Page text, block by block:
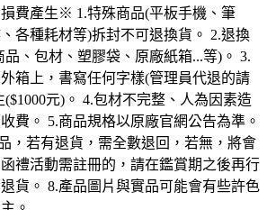
費產生※ 1.特殊商品(平板手機、筆
各種耗材等)拆封不可退換貨。 2.退換
、包材、塑膠袋、原廠紙箱...等)。 3.
箱上，書寫任何字樣(管理員代退的請
元)。 4.包材不完整、人為因素造
費。 5.商品規格以原廠官網公告為準。
，若有退貨，需全數退回，若無，將會
禮活動需註冊的，請在鑑賞期之後再行
貨。 8.產品圖片與實品可能會有些許色